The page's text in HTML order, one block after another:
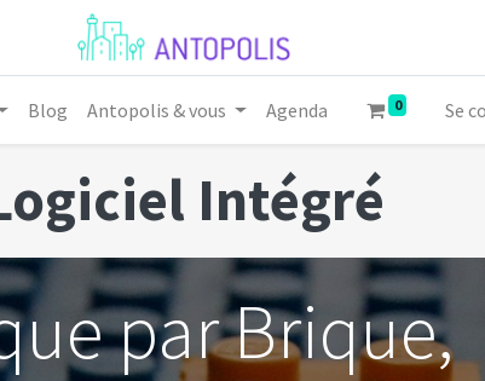
Blog Antopolis & vous Agenda 0 Se
Intégré
par Brique,